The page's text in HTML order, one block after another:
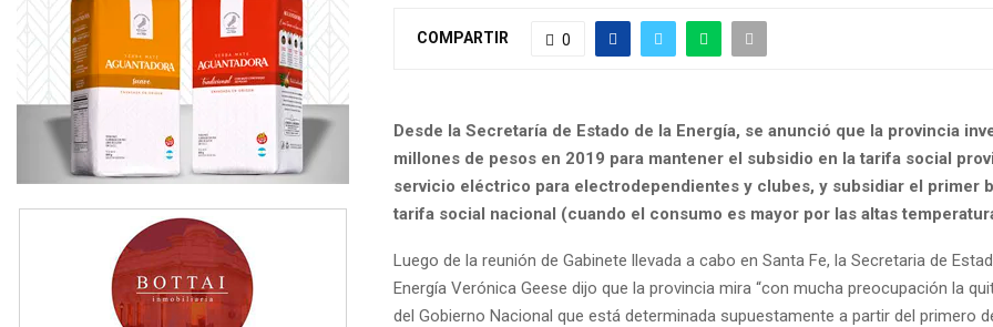
COMPARTIR 0
Desde la Secretaría de Estado de la Energía, se anunció que la provincia
millones de pesos en 2019 para mantener el subsidio en la tarifa social
servicio eléctrico para electrodependientes y clubes, y subsidiar el primer
tarifa social nacional (cuando el consumo es mayor por las altas
Luego de la reunión de Gabinete llevada a cabo en Santa Fe, la Secretaria de
Energía Verónica Geese dijo que la provincia mira “con mucha preocupación la
del Gobierno Nacional que está determinada supuestamente a partir del primero